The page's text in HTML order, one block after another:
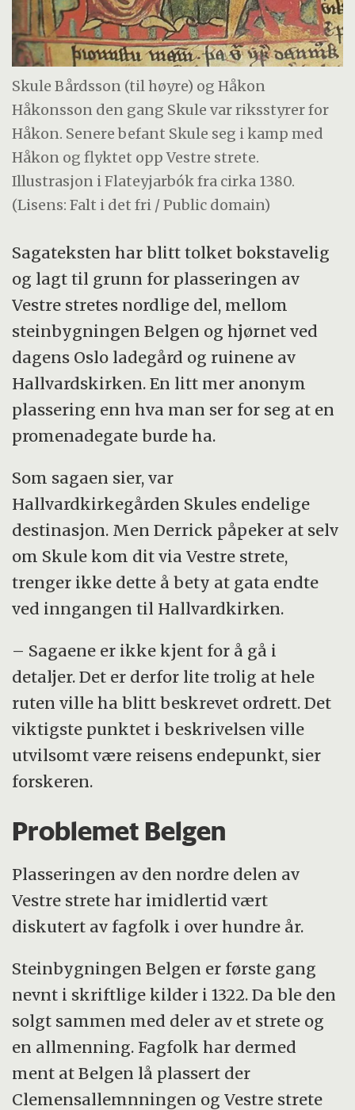
Skule Bårdsson (til høyre) og Håkon
Håkonsson den gang Skule var riksstyrer for
Håkon. Senere befant Skule seg i kamp med
Håkon og flyktet opp Vestre strete.
Illustrasjon i Flateyjarbók fra cirka 1380.
(Lisens: Falt i det fri / Public domain)
Sagateksten har blitt tolket bokstavelig
og lagt til grunn for plasseringen av
Vestre stretes nordlige del, mellom
steinbygningen Belgen og hjørnet ved
dagens Oslo ladegård og ruinene av
Hallvardskirken. En litt mer anonym
plassering enn hva man ser for seg at en
promenadegate burde ha.
Som sagaen sier, var
Hallvardkirkegården Skules endelige
destinasjon. Men Derrick påpeker at selv
om Skule kom dit via Vestre strete,
trenger ikke dette å bety at gata endte
ved inngangen til Hallvardkirken.
– Sagaene er ikke kjent for å gå i
detaljer. Det er derfor lite trolig at hele
ruten ville ha blitt beskrevet ordrett. Det
viktigste punktet i beskrivelsen ville
utvilsomt være reisens endepunkt, sier
forskeren.
Problemet Belgen
Plasseringen av den nordre delen av
Vestre strete har imidlertid vært
diskutert av fagfolk i over hundre år.
Steinbygningen Belgen er første gang
nevnt i skriftlige kilder i 1322. Da ble den
solgt sammen med deler av et strete og
en allmenning. Fagfolk har dermed
ment at Belgen lå plassert der
Clemensallemnningen og Vestre strete